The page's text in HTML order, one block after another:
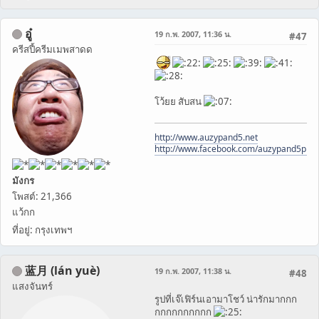
อู๋
ครีสปี้ครีมเมพสาดด
มังกร
โพสต์: 21,366
แว้กก
ที่อยู่: กรุงเทพฯ
#47
19 ก.พ. 2007, 11:36 น.
โว้ยย สับสน
http://www.auzypand5.net
http://www.facebook.com/
蓝月 (lán yuè)
แสงจันทร์
#48
19 ก.พ. 2007, 11:38 น.
รูปที่เจ๊เฟิร์นเอามาโชว์ น่ารักมากกก
กกกกกกกกกก